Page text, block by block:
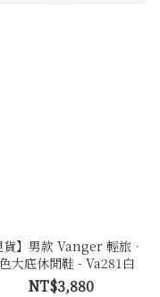
貨】男款 Vanger 輕旅．
大底休閒鞋 - Va281白
NT$3,880